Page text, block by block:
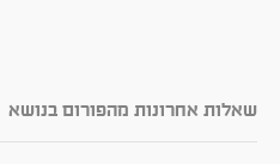
שאלות אחרונות מהפורום בנושא